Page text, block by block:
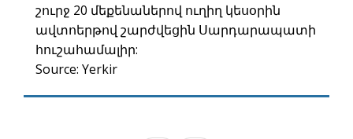
շուրջ 20 մեքենաներով ուղիղ կեսօրին
ավտոերթով շարժվեցին Սարդարապատի
հուշահամալիր:
Source: Yerkir